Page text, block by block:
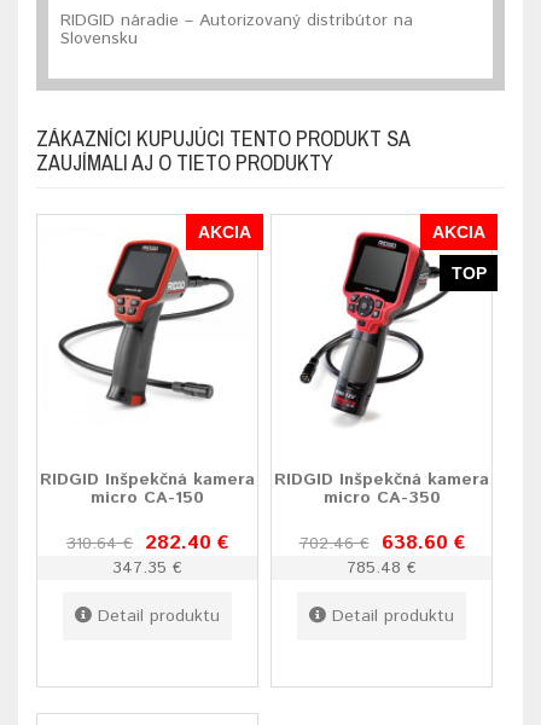
RIDGID náradie – Autorizovaný distribútor na
Slovensku
ZÁKAZNÍCI KUPUJÚCI TENTO PRODUKT SA
ZAUJÍMALI AJ O TIETO PRODUKTY
AKCIA
RIDGID Inšpekčná kamera
micro CA-150
310.64 € 282.40 €
347.35 €
Detail produktu
AKCIA
TOP
RIDGID Inšpekčná kamera
micro CA-350
702.46 € 638.60 €
785.48 €
Detail produktu